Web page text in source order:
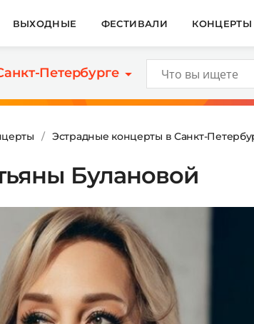
ВЫХОДНЫЕ ФЕСТИВАЛИ КОНЦЕРТЫ
Петербурге
Эстрадные концерты в Санкт-
Булановой